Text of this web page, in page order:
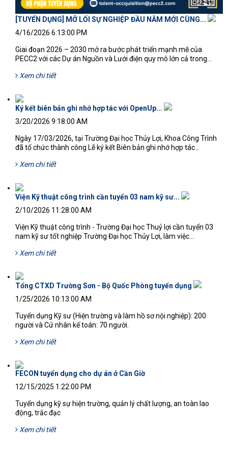
[TUYỂN DỤNG] MỞ LỐI SỰ NGHIỆP ĐẦU NĂM MỚI CÙNG...
4/16/2026 6:13:00 PM
​Giai đoạn 2026 – 2030 mở ra bước phát triển mạnh mẽ của
PECC2 với các Dự án Nguồn và Lưới điện quy mô lớn cả trong...
Xem chi tiết
Ký kết biên bản ghi nhớ hợp tác với OpenUp...
3/20/2026 9:18:00 AM
Ngày 17/03/2026, tại Trường Đại học Thủy Lợi, Khoa Công Trình
đã tổ chức thành công Lễ ký kết Biên bản ghi nhớ hợp tác...
Xem chi tiết
Viện Kỹ thuật công trình cần tuyển 03 nam kỹ sư...
2/10/2026 11:28:00 AM
Viện Kỹ thuật công trình - Trường Đại học Thuỷ lợi cần tuyển 03
nam kỹ sư tốt nghiệp Trường Đại học Thủy Lợi, làm việc...
Xem chi tiết
Tổng CTXD Trường Sơn - Bộ Quốc Phòng tuyển dụng
1/25/2026 10:13:00 AM
Tuyển dụng Kỹ sư (Hiện trường và làm hồ sơ nội nghiệp): 200
người và Cử nhân kế toán: 70 người.
Xem chi tiết
FECON tuyển dụng cho dự án ở Cần Giờ
12/15/2025 1:22:00 PM
Tuyển dụng kỹ sự hiện trường, quản lý chất lượng, an toàn lao
động, trắc đạc
Xem chi tiết